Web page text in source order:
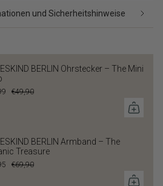
und Sicherheitshinweise
BERLIN Ohrstecker – The Mini
€49,90
BERLIN Armband – The
Treasure
€69,90